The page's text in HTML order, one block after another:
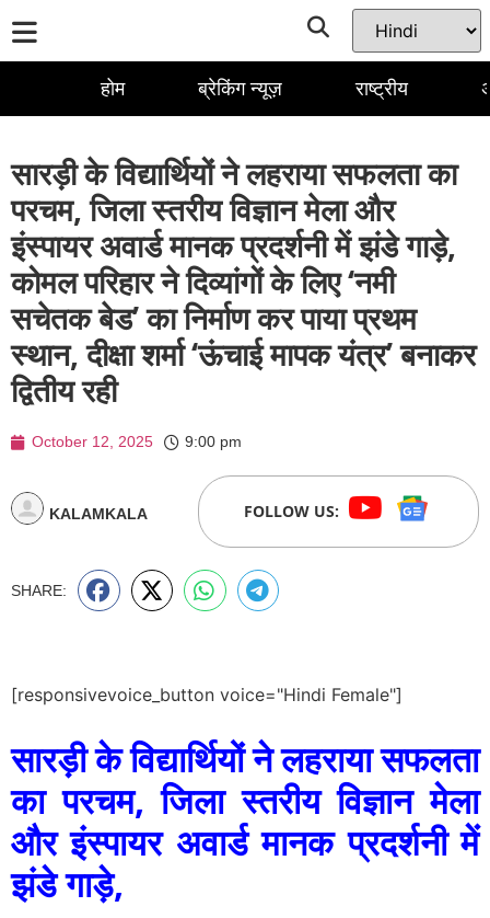
होम ब्रेकिंग न्यूज़ राष्ट्रीय
सारड़ी के विद्यार्थियों ने लहराया सफलता का
परचम, जिला स्तरीय विज्ञान मेला और
इंस्पायर अवार्ड मानक प्रदर्शनी में झंडे गाड़े,
कोमल परिहार ने दिव्यांगों के लिए ‘नमी
सचेतक बेड’ का निर्माण कर पाया प्रथम
स्थान, दीक्षा शर्मा ‘ऊंचाई मापक यंत्र’ बनाकर
द्वितीय रही
October 12, 2025 9:00 pm
KALAMKALA FOLLOW US:
SHARE:
[responsivevoice_button voice="Hindi Female"]
सारड़ी के विद्यार्थियों ने लहराया सफलता
का परचम, जिला स्तरीय विज्ञान मेला
और इंस्पायर अवार्ड मानक प्रदर्शनी में
झंडे गाड़े,